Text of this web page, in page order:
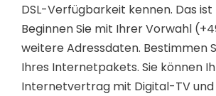
DSL-Verfügbarkeit kennen. Das
Beginnen Sie mit Ihrer Vorwahl
weitere Adressdaten. Bestimmen
Ihres Internetpakets. Sie können
Internetvertrag mit Digital-TV und